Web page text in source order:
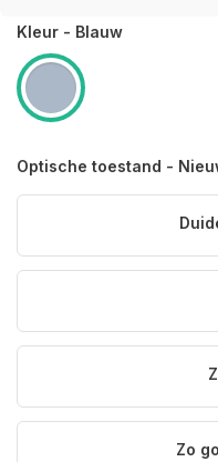
Kleur - Blauw
Optische toestand -
Zo